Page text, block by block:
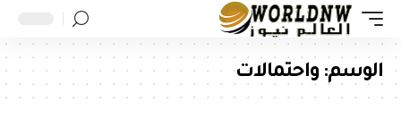
الوسم: واحتمالات